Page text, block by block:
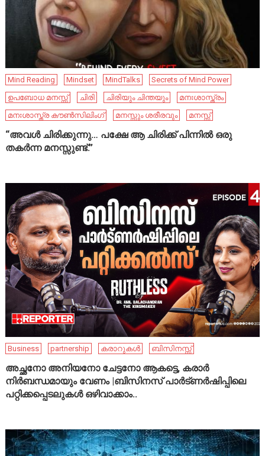
Mind Reading Mindset MindTalks
Secrets of Mind Power
ഉപബോധ മനസ്സ്
ചിരി ചിരിയും ചിന്തയും
മനഃശാസ്ത്രം
മനഃശാസ്ത്ര കൗൺസിലിംഗ്
മനസ്സും ശരീരവും മനസ്സ്
“അവൾ ചിരിക്കുന്നു… പക്ഷേ ആ ചിരിക്ക് പിന്നിൽ ഒരു
തകർന്ന മനസ്സുണ്ട്.”
Business partnership കരാറുകൾ ബിസിനസ്സ്
അച്ഛനോ അനിയനോ ചേട്ടനോ ആകട്ടെ, കരാർ
നിർബന്ധമായും വേണം |ബിസിനസ് പാർട്ണർഷിപ്പിലെ
പറ്റിക്കപ്പെടലുകൾ ഒഴിവാക്കാം..